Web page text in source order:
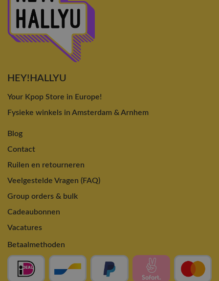
HEY!HALLYU
Your Kpop Store in Europe!
Fysieke winkels in Amsterdam & Arnhem
Blog
Contact
Ruilen en retourneren
Veelgestelde Vragen (FAQ)
Group orders & bulk
Cadeaubonnen
Vacatures
Betaalmethoden